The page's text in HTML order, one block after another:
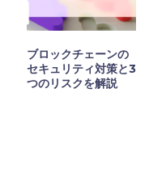
ブロックチェーンの
セキュリティ対策と3
つのリスクを解説